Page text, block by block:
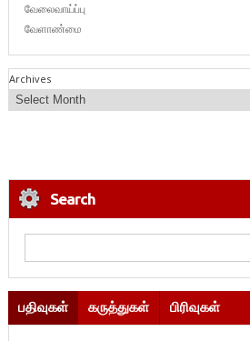
வேலைவாய்ப்பு
வேளாண்மை
Archives
Search
பதிவுகள் கருத்துகள் பிரிவுகள்